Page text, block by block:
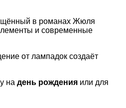
в романах Жюля
и современные
от лампадок создаёт
на день рождения или для